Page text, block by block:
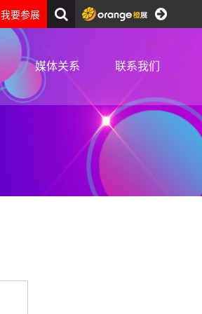
我要参展
媒体关系 联系我们